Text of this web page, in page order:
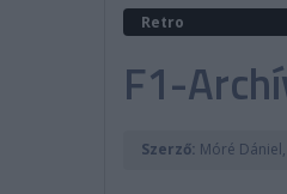
Retro
F1-
Szerző: Móré